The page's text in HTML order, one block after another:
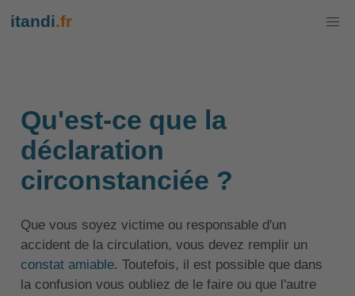
itandi.fr
Qu'est-ce que la
déclaration
circonstanciée ?
Que vous soyez victime ou responsable d'un
accident de la circulation, vous devez remplir un
constat amiable. Toutefois, il est possible que dans
la confusion vous oubliez de le faire ou que l'autre